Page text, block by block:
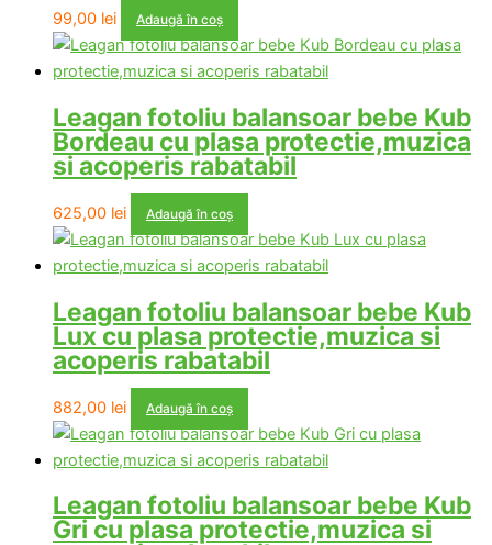
99,00 lei Adaugă în coș
Leagan fotoliu balansoar bebe Kub
Bordeau cu plasa protectie,muzica
si acoperis rabatabil
625,00 lei Adaugă în coș
Leagan fotoliu balansoar bebe Kub
Lux cu plasa protectie,muzica si
acoperis rabatabil
882,00 lei Adaugă în coș
Leagan fotoliu balansoar bebe Kub
Gri cu plasa protectie,muzica si